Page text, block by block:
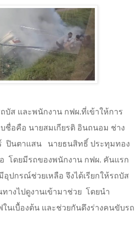
บัส และพนักงาน กฟผ.ที่เข้าให้การ
บชื่อคือ นายสมเกียรติ​ อินถนอม​ ช่าง​
ปินตาแสน
นายธนสิทธิ์​ ประทุมทอง
โดยมีรถของพนักงาน กฟผ. คันแรก
ปกรณ์ช่วยเหลือ จึงได้เรียกให้รถบัส
างไปดูงานเข้ามาช่วย โดยนำ
นเบื้องต้น และช่วยกันดึงร่างคนขับรถ